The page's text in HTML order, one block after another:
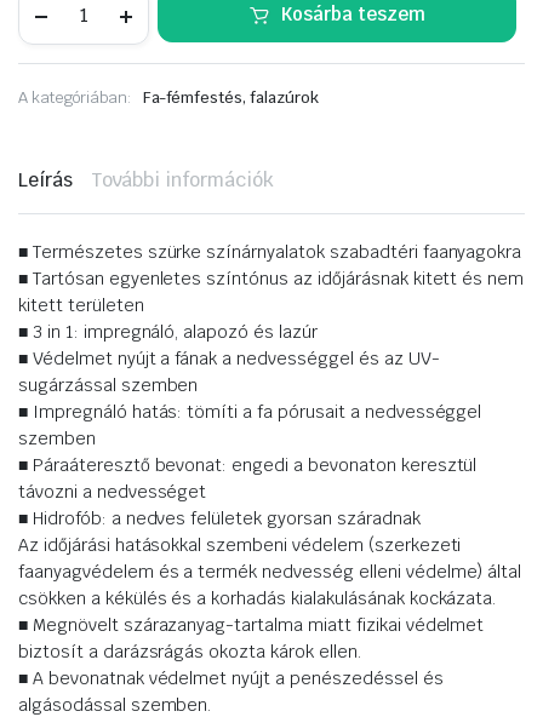
HK-
Grey-
0,75
25416)
Kosárba teszem
A kategóriában: Fa-fémfestés, falazúrok
Leírás További információk
■ Természetes szürke színárnyalatok szabadtéri faanyagokra
■ Tartósan egyenletes színtónus az időjárásnak kitett és nem
kitett területen
■ 3 in 1: impregnáló, alapozó és lazúr
■ Védelmet nyújt a fának a nedvességgel és az UV-
sugárzással szemben
■ Impregnáló hatás: tömíti a fa pórusait a nedvességgel
szemben
■ Páraáteresztő bevonat: engedi a bevonaton keresztül
távozni a nedvességet
■ Hidrofób: a nedves felületek gyorsan száradnak
Az időjárási hatásokkal szembeni védelem (szerkezeti
faanyagvédelem és a termék nedvesség elleni védelme) által
csökken a kékülés és a korhadás kialakulásának kockázata.
■ Megnövelt szárazanyag-tartalma miatt fizikai védelmet
biztosít a darázsrágás okozta károk ellen.
■ A bevonatnak védelmet nyújt a penészedéssel és
algásodással szemben.